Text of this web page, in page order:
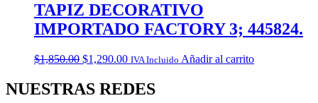
TAPIZ DECORATIVO
IMPORTADO FACTORY 3; 445824.
$1,850.00 Original
was:
$1,850.00.
$1,290.00Current
is:
$1,290.00.
IVA Incluido Añadir al carrito
NUESTRAS REDES